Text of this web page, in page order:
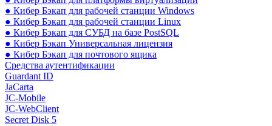
● Кибер Бэкап для рабочей станции Windows
● Кибер Бэкап для рабочей станции Linux
● Кибер Бэкап для СУБД на базе PostSQL
● Кибер Бэкап Универсальная лицензия
● Кибер Бэкап для почтового ящика
Средства аутентификации
Guardant ID
JaCarta
JC-Mobile
JC-WebClient
Secret Disk 5